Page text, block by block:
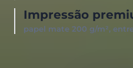
Impressão
papel mate 200 g/m²,